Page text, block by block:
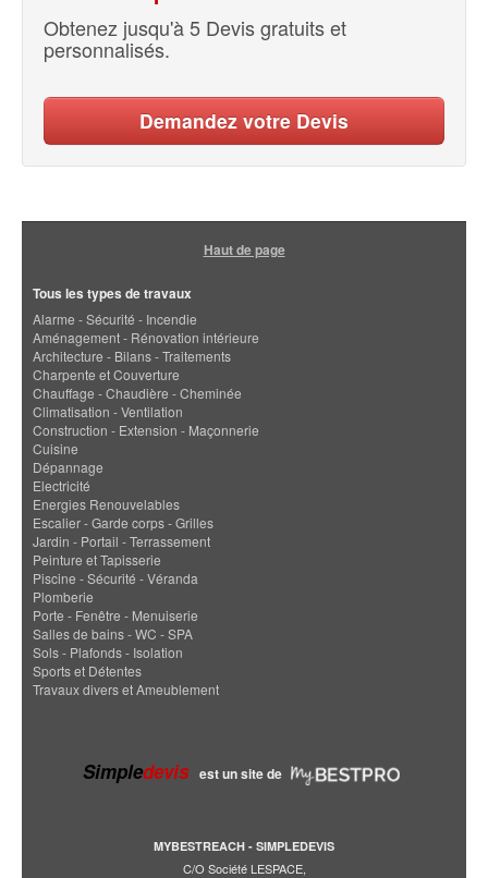
Obtenez jusqu'à 5 Devis gratuits et
personnalisés.
Demandez votre Devis
Haut de page
Tous les types de travaux
Alarme - Sécurité - Incendie
Aménagement - Rénovation intérieure
Architecture - Bilans - Traitements
Charpente et Couverture
Chauffage - Chaudière - Cheminée
Climatisation - Ventilation
Construction - Extension - Maçonnerie
Cuisine
Dépannage
Electricité
Energies Renouvelables
Escalier - Garde corps - Grilles
Jardin - Portail - Terrassement
Peinture et Tapisserie
Piscine - Sécurité - Véranda
Plomberie
Porte - Fenêtre - Menuiserie
Salles de bains - WC - SPA
Sols - Plafonds - Isolation
Sports et Détentes
Travaux divers et Ameublement
Simpledevis est un site de
MYBESTREACH - SIMPLEDEVIS
C/O Société LESPACE,